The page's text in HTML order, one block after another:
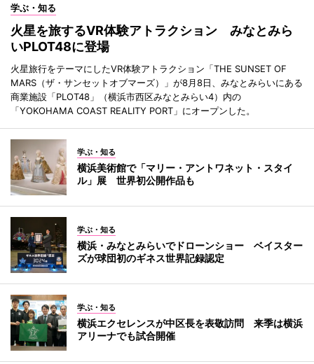
学ぶ・知る
火星を旅するVR体験アトラクション みなとみら
いPLOT48に登場
火星旅行をテーマにしたVR体験アトラクション「THE SUNSET OF
MARS（ザ・サンセットオブマーズ）」が8月8日、みなとみらいにある
商業施設「PLOT48」（横浜市西区みなとみらい4）内の
「YOKOHAMA COAST REALITY PORT」にオープンした。
学ぶ・知る
横浜美術館で「マリー・アントワネット・スタイ
ル」展 世界初公開作品も
学ぶ・知る
横浜・みなとみらいでドローンショー ベイスター
ズが球団初のギネス世界記録認定
学ぶ・知る
横浜エクセレンスが中区長を表敬訪問 来季は横浜
アリーナでも試合開催